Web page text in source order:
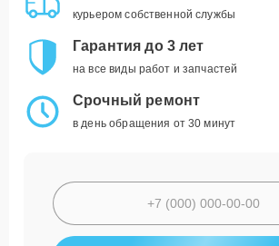
курьером собственной службы
Гарантия до 3 лет
на все виды работ и запчастей
Срочный ремонт
в день обращения от 30 минут